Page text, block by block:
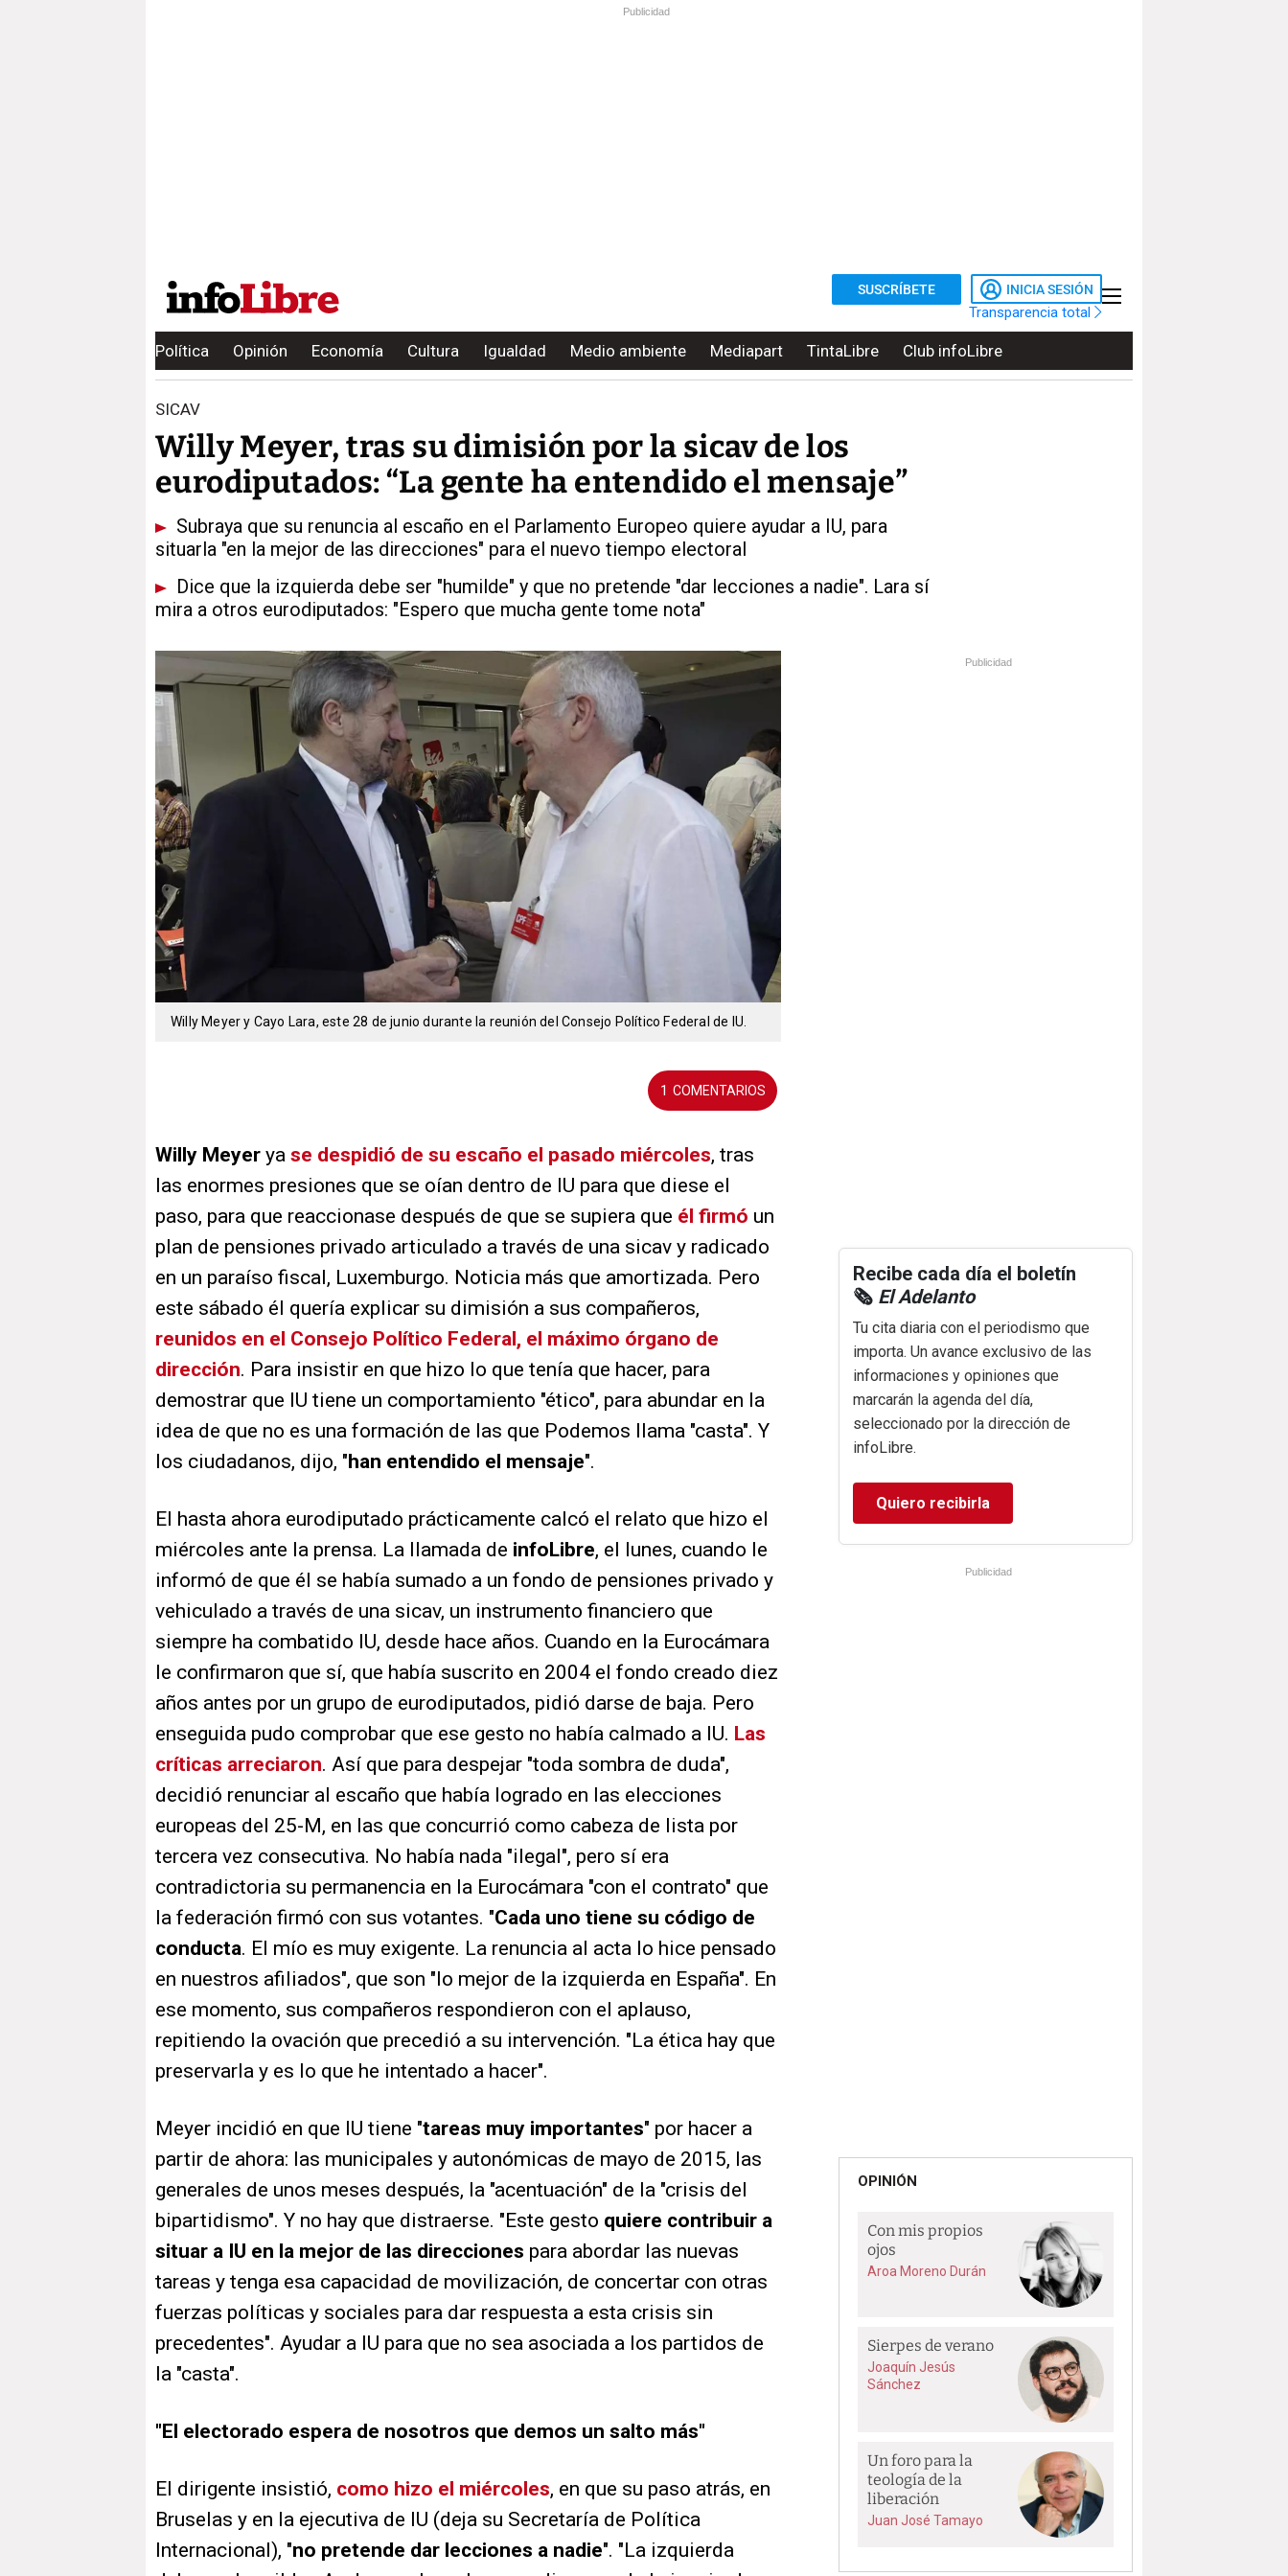
Publicidad
SUSCRÍBETE INICIA SESIÓN
Transparencia total
Política Opinión Economía Cultura Igualdad Medio ambiente Mediapart TintaLibre Club infoLibre
SICAV
Willy Meyer, tras su dimisión por la sicav de los
eurodiputados: “La gente ha entendido el mensaje”
Subraya que su renuncia al escaño en el Parlamento Europeo quiere ayudar a IU, para
situarla "en la mejor de las direcciones" para el nuevo tiempo electoral
Dice que la izquierda debe ser "humilde" y que no pretende "dar lecciones a nadie". Lara sí
mira a otros eurodiputados: "Espero que mucha gente tome nota"
Willy Meyer y Cayo Lara, este 28 de junio durante la reunión del Consejo Político Federal de IU.
1
Willy Meyer ya se despidió de su escaño el pasado miércoles, tras
las enormes presiones que se oían dentro de IU para que diese el
paso, para que reaccionase después de que se supiera que él firmó un
plan de pensiones privado articulado a través de una sicav y radicado
en un paraíso fiscal, Luxemburgo. Noticia más que amortizada. Pero
este sábado él quería explicar su dimisión a sus compañeros,
reunidos en el Consejo Político Federal, el máximo órgano de
dirección. Para insistir en que hizo lo que tenía que hacer, para
demostrar que IU tiene un comportamiento "ético", para abundar en la
idea de que no es una formación de las que Podemos llama "casta". Y
los ciudadanos, dijo, " han entendido el mensaje".
El hasta ahora eurodiputado prácticamente calcó el relato que hizo el
miércoles ante la prensa. La llamada de info Libre, el lunes, cuando le
informó de que él se había sumado a un fondo de pensiones privado y
vehiculado a través de una sicav, un instrumento financiero que
siempre ha combatido IU, desde hace años. Cuando en la Eurocámara
le confirmaron que sí, que había suscrito en 2004 el fondo creado diez
años antes por un grupo de eurodiputados, pidió darse de baja. Pero
enseguida pudo comprobar que ese gesto no había calmado a IU. Las
críticas arreciaron. Así que para despejar "toda sombra de duda",
decidió renunciar al escaño que había logrado en las elecciones
europeas del 25-M, en las que concurrió como cabeza de lista por
tercera vez consecutiva. No había nada "ilegal", pero sí era
contradictoria su permanencia en la Eurocámara "con el contrato" que
la federación firmó con sus votantes. "Cada uno tiene su código de
conducta. El mío es muy exigente. La renuncia al acta lo hice pensado
en nuestros afiliados", que son "lo mejor de la izquierda en España". En
ese momento, sus compañeros respondieron con el aplauso,
repitiendo la ovación que precedió a su intervención. "La ética hay que
preservarla y es lo que he intentado a hacer".
Meyer incidió en que IU tiene "tareas muy importantes" por hacer a
partir de ahora: las municipales y autonómicas de mayo de 2015, las
generales de unos meses después, la "acentuación" de la "crisis del
bipartidismo". Y no hay que distraerse. "Este gesto quiere contribuir a
situar a IU en la mejor de las direcciones para abordar las nuevas
tareas y tenga esa capacidad de movilización, de concertar con otras
fuerzas políticas y sociales para dar respuesta a esta crisis sin
precedentes". Ayudar a IU para que no sea asociada a los partidos de
la "casta".
"El electorado espera de nosotros que demos un salto más"
El dirigente insistió, como hizo el miércoles, en que su paso atrás, en
Bruselas y en la ejecutiva de IU (deja su Secretaría de Política
Internacional), "no pretende dar lecciones a nadie". "La izquierda
Publicidad
Recibe cada día el boletín
🗞️ El Adelanto
Tu cita diaria con el periodismo que
importa. Un avance exclusivo de las
informaciones y opiniones que
marcarán la agenda del día,
seleccionado por la dirección de
infoLibre.
Quiero recibirla
Publicidad
OPINIÓN
Con mis propios
ojos
Aroa Moreno Durán
Sierpes de verano
Joaquín Jesús
Sánchez
Un foro para la
teología de la
liberación
Juan José Tamayo